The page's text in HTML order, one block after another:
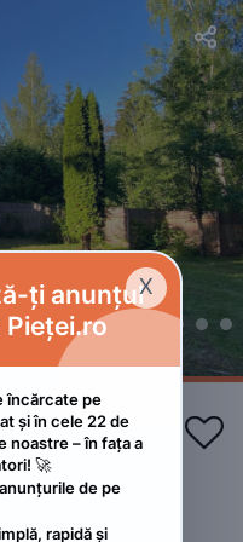

cu
apartament în Mamaia !

X
ți anunțul
încărcate pe
și în cele 22 de
noastre – în fața a
🚀
de pe
rapidă și